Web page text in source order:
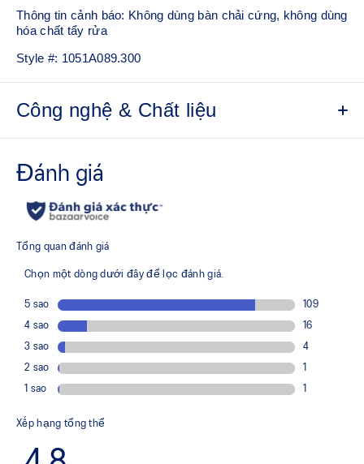
Thông tin cảnh báo: Không dùng bàn chải cứng, không dùng
hóa chất tẩy rửa
Style #: 1051A089.300
Công nghệ & Chất liệu
Tích hợp vải lưới phản hồi năng lượng với lớp bên trong
giúp giữ chân chắc chắn trong suốt quá trình di chuyển
Hệ thống vừa vặn MONO-SOCK™​
Giúp tạo cảm giác vừa vặn như vớ và ổn định mắt cá chân
trong các động tác nhảy và di chuyển bên
Giúp ổn định phần giữa bàn chân tránh xoay trong khi
chuyển đổi lực ngang thành lực dọc để có một cú nhảy
mạnh mẽ hơn
Bảng nhựa gia cố sợi carbon​
Giúp phân bố áp lực đồng đều hơn để tạo ra lực đẩy thẳng
đứng lớn hơn
Lớp đệm FF BLAST™ PLUS ECO​
Giúp mang lại khả năng đàn hồi và lớp đệm tốt hơn. Bao
gồm khoảng 24% vật liệu tái tạo